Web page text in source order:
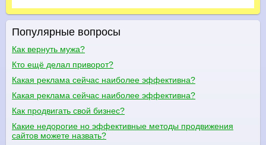
Популярные вопросы
Как вернуть мужа?
Кто ещё делал приворот?
Какая реклама сейчас наиболее эффективна?
Какая реклама сейчас наиболее эффективна?
Как продвигать свой бизнес?
Какие недорогие но эффективные методы продвижения
сайтов можете назвать?